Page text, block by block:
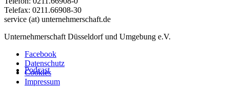
Podcast
Telefax: 0211.66908-30
service (at) unternehmerschaft.de
Unternehmerschaft Düsseldorf und Umgebung e.V.
Facebook
Datenschutz
Cookies
Impressum